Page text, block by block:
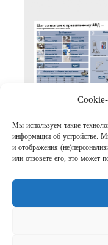
Мы используем такие
информации об устройстве.
и отображения
или отзовете его, это может
Шаг за шагом
Links